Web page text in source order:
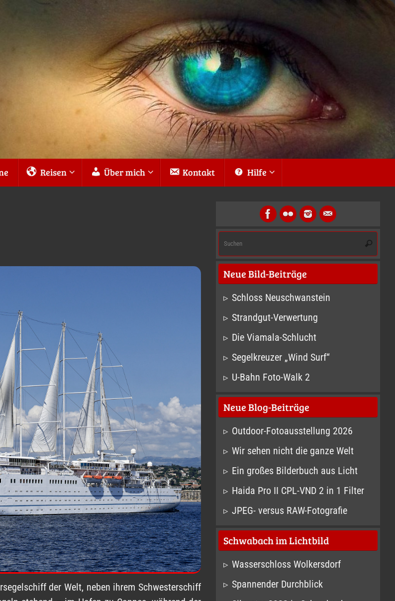
Reisen Über mich Kontakt Hilfe
der Welt, neben ihrem Schwesterschiff
Suchen
Neue Bild-Beiträge
Schloss Neuschwanstein
Strandgut-Verwertung
Die Viamala-Schlucht
Segelkreuzer „Wind Surf“
U-Bahn Foto-Walk 2
Neue Blog-Beiträge
Outdoor-Fotoausstellung 2026
Wir sehen nicht die ganze Welt
Ein großes Bilderbuch aus Licht
Haida Pro II CPL-VND 2 in 1 Filter
JPEG- versus RAW-Fotografie
Schwabach im Lichtbild
Wasserschloss Wolkersdorf
Spannender Durchblick